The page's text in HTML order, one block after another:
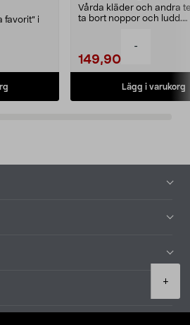
-
+
favorit” i
Vårda kläder och andra
ta bort noppor och ludd.
149,90
Lägg i varukorg